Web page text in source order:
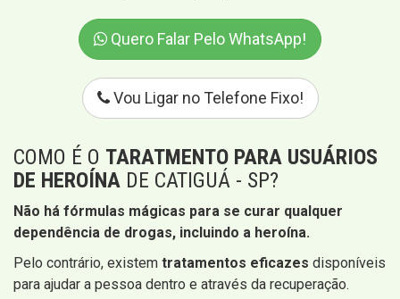
Quero Falar Pelo WhatsApp!
Vou Ligar no Telefone Fixo!
COMO É O TARATMENTO PARA USUÁRIOS
DE HEROÍNA DE CATIGUÁ - SP?
Não há fórmulas mágicas para se curar qualquer
dependência de drogas, incluindo a heroína.
Pelo contrário, existem tratamentos eficazes disponíveis
para ajudar a pessoa dentro e através da recuperação.